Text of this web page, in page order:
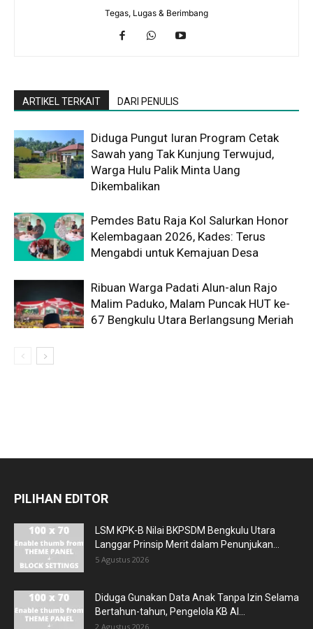
Tegas, Lugas & Berimbang
ARTIKEL TERKAIT DARI PENULIS
Diduga Pungut Iuran Program Cetak
Sawah yang Tak Kunjung Terwujud,
Warga Hulu Palik Minta Uang
Dikembalikan
Pemdes Batu Raja Kol Salurkan Honor
Kelembagaan 2026, Kades: Terus
Mengabdi untuk Kemajuan Desa
Ribuan Warga Padati Alun-alun Rajo
Malim Paduko, Malam Puncak HUT ke-
67 Bengkulu Utara Berlangsung Meriah
PILIHAN EDITOR
LSM KPK-B Nilai BKPSDM Bengkulu Utara
Langgar Prinsip Merit dalam Penunjukan...
5 Agustus 2026
Diduga Gunakan Data Anak Tanpa Izin Selama
Bertahun-tahun, Pengelola KB Al...
2 Agustus 2026